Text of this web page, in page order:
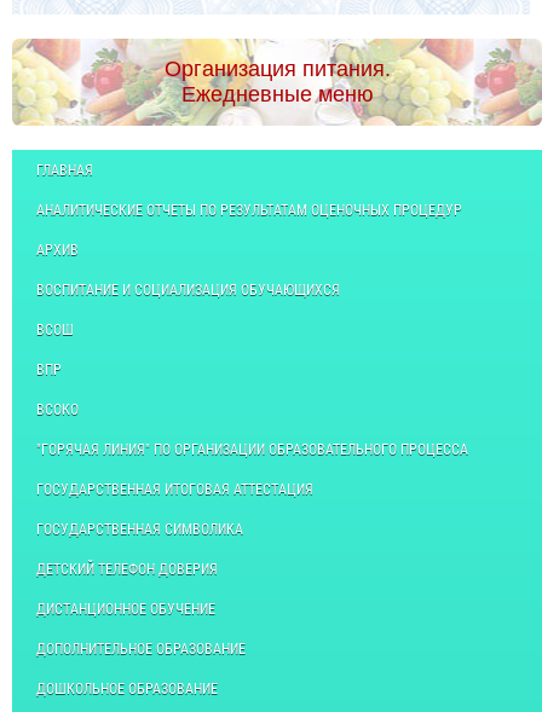
Организация питания.
Ежедневные меню
ГЛАВНАЯ
АНАЛИТИЧЕСКИЕ ОТЧЕТЫ ПО РЕЗУЛЬТАТАМ ОЦЕНОЧНЫХ ПРОЦЕДУР
АРХИВ
ВОСПИТАНИЕ И СОЦИАЛИЗАЦИЯ ОБУЧАЮЩИХСЯ
ВСОШ
ВПР
ВСОКО
"ГОРЯЧАЯ ЛИНИЯ" ПО ОРГАНИЗАЦИИ ОБРАЗОВАТЕЛЬНОГО ПРОЦЕССА
ГОСУДАРСТВЕННАЯ ИТОГОВАЯ АТТЕСТАЦИЯ
ГОСУДАРСТВЕННАЯ СИМВОЛИКА
ДЕТСКИЙ ТЕЛЕФОН ДОВЕРИЯ
ДИСТАНЦИОННОЕ ОБУЧЕНИЕ
ДОПОЛНИТЕЛЬНОЕ ОБРАЗОВАНИЕ
ДОШКОЛЬНОЕ ОБРАЗОВАНИЕ